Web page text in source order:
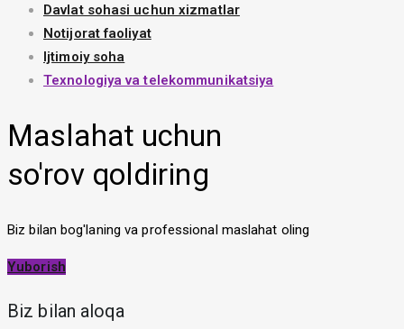
Davlat sohasi uchun xizmatlar
Notijorat faoliyat
Ijtimoiy soha
Texnologiya va telekommunikatsiya
Maslahat uchun
so'rov qoldiring
Biz bilan bog'laning va professional maslahat oling
Yuborish
Biz bilan aloqa